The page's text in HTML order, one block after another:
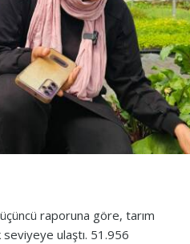
üçüncü raporuna göre, tarım
ulaştı. 51.956